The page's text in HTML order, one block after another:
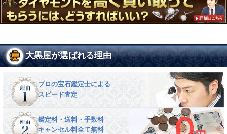
大黒屋が選ばれる理由
プロの宝石鑑定士による
スピード査定
鑑定料・送料・手数料
キャンセル料全て無料